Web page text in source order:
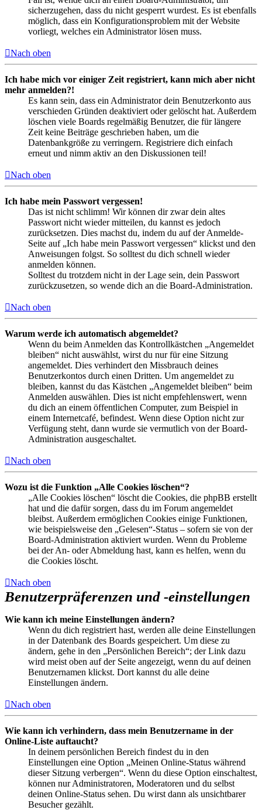
sicherzugehen, dass du nicht gesperrt wurdest. Es ist ebenfalls
möglich, dass ein Konfigurationsproblem mit der Website
vorliegt, welches ein Administrator lösen muss.
Nach oben
Ich habe mich vor einiger Zeit registriert, kann mich aber nicht
mehr anmelden?!
Es kann sein, dass ein Administrator dein Benutzerkonto aus
verschieden Gründen deaktiviert oder gelöscht hat. Außerdem
löschen viele Boards regelmäßig Benutzer, die für längere
Zeit keine Beiträge geschrieben haben, um die
Datenbankgröße zu verringern. Registriere dich einfach
erneut und nimm aktiv an den Diskussionen teil!
Nach oben
Ich habe mein Passwort vergessen!
Das ist nicht schlimm! Wir können dir zwar dein altes
Passwort nicht wieder mitteilen, du kannst es jedoch
zurücksetzen. Dies machst du, indem du auf der Anmelde-
Seite auf „Ich habe mein Passwort vergessen“ klickst und den
Anweisungen folgst. So solltest du dich schnell wieder
anmelden können.
Solltest du trotzdem nicht in der Lage sein, dein Passwort
zurückzusetzen, so wende dich an die Board-Administration.
Nach oben
Warum werde ich automatisch abgemeldet?
Wenn du beim Anmelden das Kontrollkästchen „Angemeldet
bleiben“ nicht auswählst, wirst du nur für eine Sitzung
angemeldet. Dies verhindert den Missbrauch deines
Benutzerkontos durch einen Dritten. Um angemeldet zu
bleiben, kannst du das Kästchen „Angemeldet bleiben“ beim
Anmelden auswählen. Dies ist nicht empfehlenswert, wenn
du dich an einem öffentlichen Computer, zum Beispiel in
einem Internetcafé, befindest. Wenn diese Option nicht zur
Verfügung steht, dann wurde sie vermutlich von der Board-
Administration ausgeschaltet.
Nach oben
Wozu ist die Funktion „Alle Cookies löschen“?
„Alle Cookies löschen“ löscht die Cookies, die phpBB erstellt
hat und die dafür sorgen, dass du im Forum angemeldet
bleibst. Außerdem ermöglichen Cookies einige Funktionen,
wie beispielsweise den „Gelesen“-Status – sofern sie von der
Board-Administration aktiviert wurden. Wenn du Probleme
bei der An- oder Abmeldung hast, kann es helfen, wenn du
die Cookies löscht.
Nach oben
Benutzerpräferenzen und -einstellungen
Wie kann ich meine Einstellungen ändern?
Wenn du dich registriert hast, werden alle deine Einstellungen
in der Datenbank des Boards gespeichert. Um diese zu
ändern, gehe in den „Persönlichen Bereich“; der Link dazu
wird meist oben auf der Seite angezeigt, wenn du auf deinen
Benutzernamen klickst. Dort kannst du alle deine
Einstellungen ändern.
Nach oben
Wie kann ich verhindern, dass mein Benutzername in der
Online-Liste auftaucht?
In deinem persönlichen Bereich findest du in den
Einstellungen eine Option „Meinen Online-Status während
dieser Sitzung verbergen“. Wenn du diese Option einschaltest,
können nur Administratoren, Moderatoren und du selbst
deinen Online-Status sehen. Du wirst dann als unsichtbarer
Besucher gezählt.